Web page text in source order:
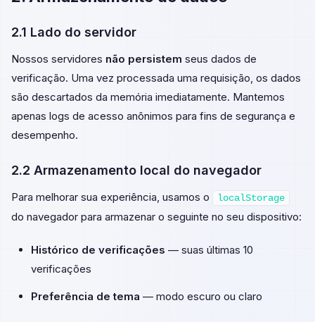
2.1 Lado do servidor
Nossos servidores não persistem seus dados de
verificação. Uma vez processada uma requisição, os dados
são descartados da memória imediatamente. Mantemos
apenas logs de acesso anônimos para fins de segurança e
desempenho.
2.2 Armazenamento local do navegador
Para melhorar sua experiência, usamos o localStorage
do navegador para armazenar o seguinte no seu dispositivo:
Histórico de verificações — suas últimas 10
verificações
Preferência de tema — modo escuro ou claro